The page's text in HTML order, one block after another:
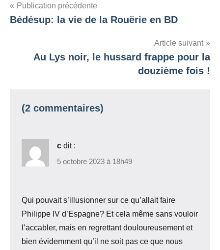
Navigation
de
Publication précédente
Bédésup: la vie de la Rouërie en BD
Article suivant
Au Lys noir, le hussard frappe pour la
douzième fois !
(2 commentaires)
c dit :
5 octobre 2023 à 18h49
Qui pouvait s’illusionner sur ce qu’allait faire
Philippe IV d’Espagne? Et cela même sans vouloir
l’accabler, mais en regrettant douloureusement et
bien évidemment qu’il ne soit pas ce que nous